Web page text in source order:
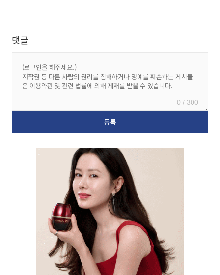
댓글
0 / 300